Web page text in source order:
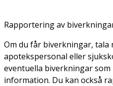
Rapportering av
Om du får biverkningar, tala
apotekspersonal eller
eventuella biverkningar som
information. Du kan också